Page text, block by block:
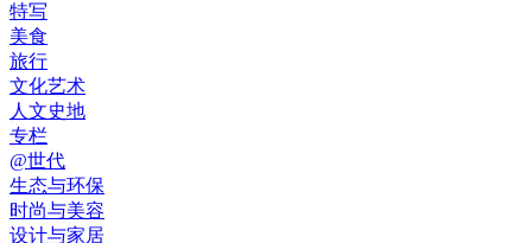
特写
美食
旅行
文化艺术
人文史地
专栏
@世代
生态与环保
时尚与美容
设计与家居